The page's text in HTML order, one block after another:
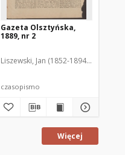
Gazeta Olsztyńska,
1889, nr 2
Liszewski, Jan (1852-1894). Red.
czasopismo
Więcej